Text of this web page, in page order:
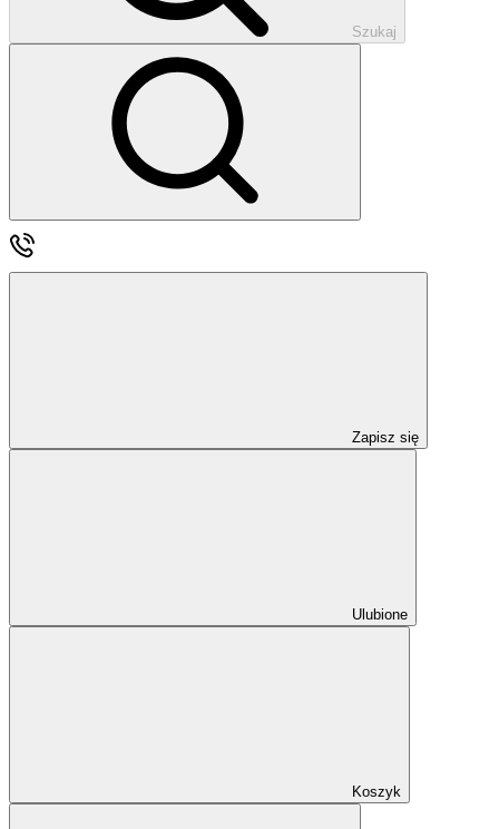
Szukaj
Zapisz się
Ulubione
Koszyk